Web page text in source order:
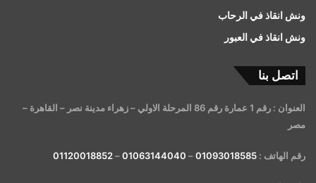
ونش انقاذ في الرحاب
ونش انقاذ في العبور
اتصل بنا
العنوان : رقم 1 عمارة رقم 86 المرحلة الاولي – زهراء مدينة نصر – القاهرة –
مصر
رقم الهاتف : 01093018585
–
01063144040
–
01120018852